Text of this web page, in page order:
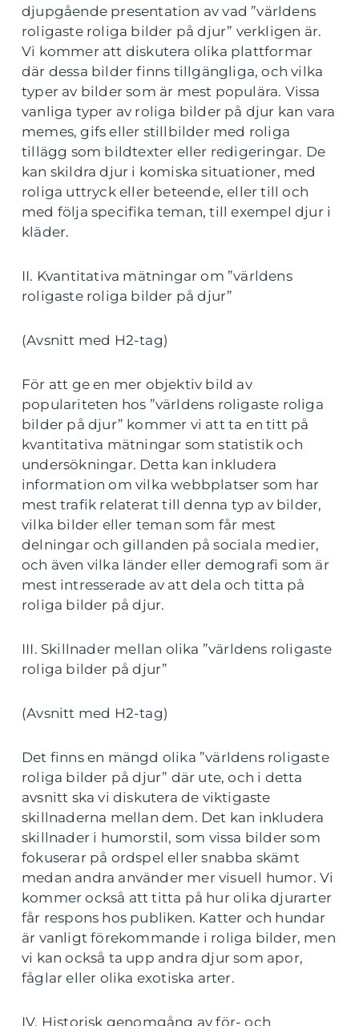
djupgående presentation av vad ”världens
roligaste roliga bilder på djur” verkligen är.
Vi kommer att diskutera olika plattformar
där dessa bilder finns tillgängliga, och vilka
typer av bilder som är mest populära. Vissa
vanliga typer av roliga bilder på djur kan vara
memes, gifs eller stillbilder med roliga
tillägg som bildtexter eller redigeringar. De
kan skildra djur i komiska situationer, med
roliga uttryck eller beteende, eller till och
med följa specifika teman, till exempel djur i
kläder.
II. Kvantitativa mätningar om ”världens
roligaste roliga bilder på djur”
(Avsnitt med H2-tag)
För att ge en mer objektiv bild av
populariteten hos ”världens roligaste roliga
bilder på djur” kommer vi att ta en titt på
kvantitativa mätningar som statistik och
undersökningar. Detta kan inkludera
information om vilka webbplatser som har
mest trafik relaterat till denna typ av bilder,
vilka bilder eller teman som får mest
delningar och gillanden på sociala medier,
och även vilka länder eller demografi som är
mest intresserade av att dela och titta på
roliga bilder på djur.
III. Skillnader mellan olika ”världens roligaste
roliga bilder på djur”
(Avsnitt med H2-tag)
Det finns en mängd olika ”världens roligaste
roliga bilder på djur” där ute, och i detta
avsnitt ska vi diskutera de viktigaste
skillnaderna mellan dem. Det kan inkludera
skillnader i humorstil, som vissa bilder som
fokuserar på ordspel eller snabba skämt
medan andra använder mer visuell humor. Vi
kommer också att titta på hur olika djurarter
får respons hos publiken. Katter och hundar
är vanligt förekommande i roliga bilder, men
vi kan också ta upp andra djur som apor,
fåglar eller olika exotiska arter.
IV. Historisk genomgång av för- och